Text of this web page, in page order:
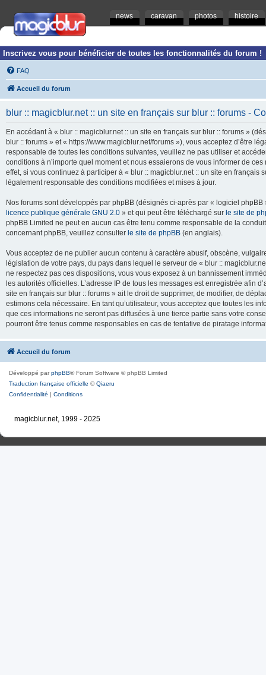
news caravan photos histoire
Inscrivez vous pour bénéficier de toutes les fonctionnalités du forum !
FAQ
Accueil du forum
blur :: magicblur.net :: un site en français sur blur :: forums -
En accédant à « blur :: magicblur.net :: un site en français sur blur :: forums »
blur :: forums » et « https://www.magicblur.net/forums »), vous acceptez d’être
responsable de toutes les conditions suivantes, veuillez ne pas utiliser et
conditions à n’importe quel moment et nous essaierons de vous informer de
effet, si vous continuez à participer à « blur :: magicblur.net :: un site en
légalement responsable des conditions modifiées et mises à jour.
Nos forums sont développés par phpBB (désignés ci-après par « logiciel
licence publique générale GNU 2.0 » et qui peut être téléchargé sur le site de
phpBB Limited ne peut en aucun cas être tenu comme responsable de la
concernant phpBB, veuillez consulter le site de phpBB (en anglais).
Vous acceptez de ne publier aucun contenu à caractère abusif, obscène,
législation de votre pays, du pays dans lequel le serveur de « blur ::
ne respectez pas ces dispositions, vous vous exposez à un bannissement
les autorités officielles. L’adresse IP de tous les messages est enregistrée afin
site en français sur blur :: forums » ait le droit de supprimer, de modifier, de
estimons cela nécessaire. En tant qu’utilisateur, vous acceptez que toutes les
que ces informations ne seront pas diffusées à une tierce partie sans votre
pourront être tenus comme responsables en cas de tentative de piratage
Accueil du forum
Développé parphpBB® Forum Software © phpBB Limited
Traduction française officielle ©Qiaeru
Confidentialité | Conditions
magicblur.net, 1999 - 2025